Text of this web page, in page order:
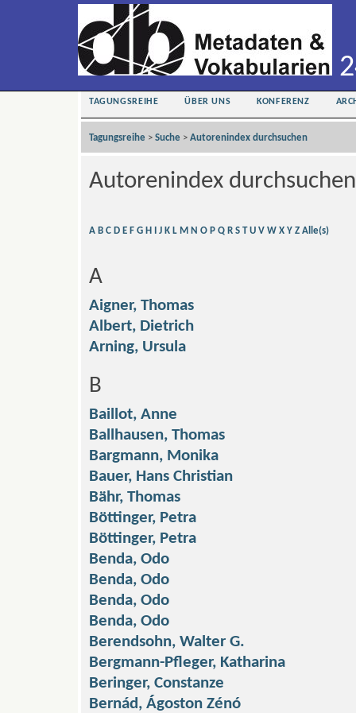
TAGUNGSREIHE ÜBER UNS KONFERENZ
Tagungsreihe > Suche > Autorenindex durchsuchen
Autorenindex durchsuchen
A B C D E F G H J K L M N O P Q R S T U V W X Y Z Alle(s)
A
Aigner, Thomas
Albert, Dietrich
Arning, Ursula
B
Baillot, Anne
Ballhausen, Thomas
Bargmann, Monika
Bauer, Hans Christian
Bähr, Thomas
Böttinger, Petra
Böttinger, Petra
Benda, Odo
Benda, Odo
Benda, Odo
Benda, Odo
Berendsohn, Walter G.
Bergmann-Pfleger, Katharina
Beringer, Constanze
Bernád, Ágoston Zénó